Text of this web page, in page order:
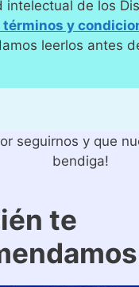
intelectual de los
y
leerlos antes
seguirnos y que
bendiga!
te